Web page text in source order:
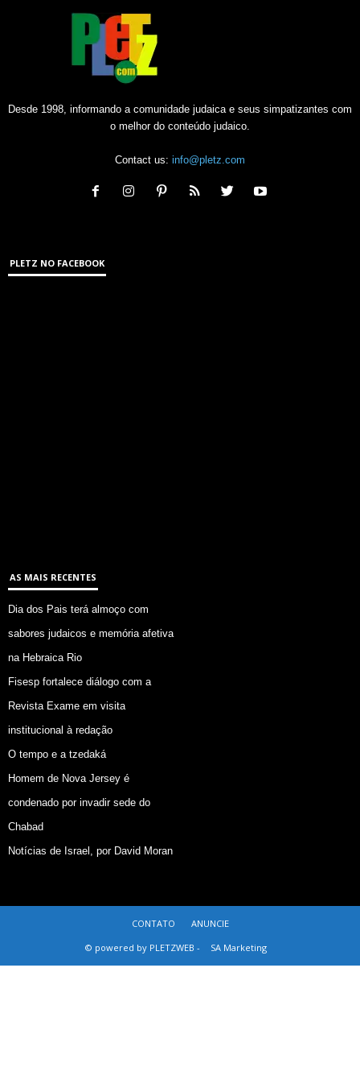
Desde 1998, informando a comunidade judaica e seus simpatizantes com
o melhor do conteúdo judaico.
Contact us: info@pletz.com
PLETZ NO FACEBOOK
AS MAIS RECENTES
Dia dos Pais terá almoço com
sabores judaicos e memória afetiva
na Hebraica Rio
Fisesp fortalece diálogo com a
Revista Exame em visita
institucional à redação
O tempo e a tzedaká
Homem de Nova Jersey é
condenado por invadir sede do
Chabad
Notícias de Israel, por David Moran
CONTATO
ANUNCIE
© powered by PLETZWEB -
SA Marketing